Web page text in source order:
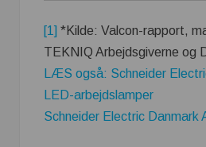
[1] *Kilde: Valcon-rapport,
TEKNIQ Arbejdsgiverne og
LÆS også: Schneider
LED-arbejdslamper
Schneider Electric Danmark